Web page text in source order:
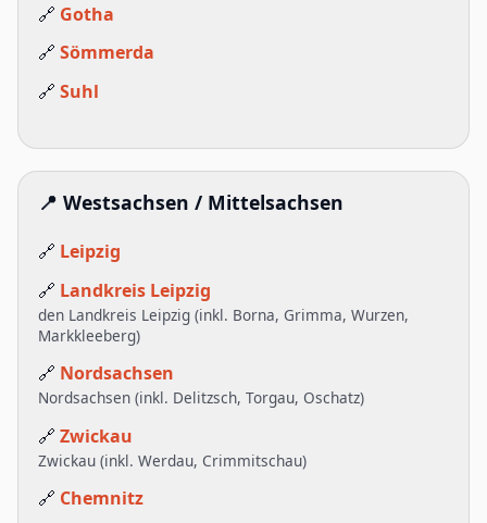
🔗 Gotha
🔗 Sömmerda
🔗 Suhl
📍 Westsachsen / Mittelsachsen
🔗 Leipzig
🔗 Landkreis Leipzig
den Landkreis Leipzig (inkl. Borna, Grimma, Wurzen,
Markkleeberg)
🔗 Nordsachsen
Nordsachsen (inkl. Delitzsch, Torgau, Oschatz)
🔗 Zwickau
Zwickau (inkl. Werdau, Crimmitschau)
🔗 Chemnitz